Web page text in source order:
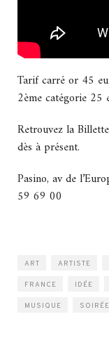
Tarif carré or 45
2ème catégorie 25
Retrouvez la
dès à présent.
Pasino, av de
59 69 00
ART ARTISTE
FRANCE IDÉE
MUSIQUE SOIRÉE